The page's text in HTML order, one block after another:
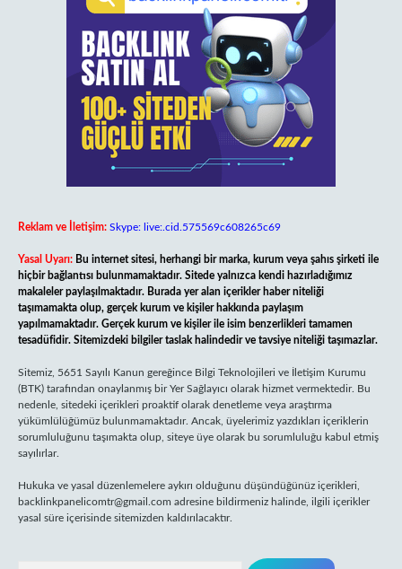
Reklam ve İletişim: Skype: live:.cid.575569c608265c69
Yasal Uyarı: Bu internet sitesi, herhangi bir marka, kurum veya şahıs şirketi ile
hiçbir bağlantısı bulunmamaktadır. Sitede yalnızca kendi hazırladığımız
makaleler paylaşılmaktadır. Burada yer alan içerikler haber niteliği
taşımamakta olup, gerçek kurum ve kişiler hakkında paylaşım
yapılmamaktadır. Gerçek kurum ve kişiler ile isim benzerlikleri tamamen
tesadüfidir. Sitemizdeki bilgiler taslak halindedir ve tavsiye niteliği taşımazlar.
Sitemiz, 5651 Sayılı Kanun gereğince Bilgi Teknolojileri ve İletişim Kurumu
(BTK) tarafından onaylanmış bir Yer Sağlayıcı olarak hizmet vermektedir. Bu
nedenle, sitedeki içerikleri proaktif olarak denetleme veya araştırma
yükümlülüğümüz bulunmamaktadır. Ancak, üyelerimiz yazdıkları içeriklerin
sorumluluğunu taşımakta olup, siteye üye olarak bu sorumluluğu kabul etmiş
sayılırlar.
Hukuka ve yasal düzenlemelere aykırı olduğunu düşündüğünüz içerikleri,
backlinkpanelicomtr@gmail.com adresine bildirmeniz halinde, ilgili içerikler
yasal süre içerisinde sitemizden kaldırılacaktır.